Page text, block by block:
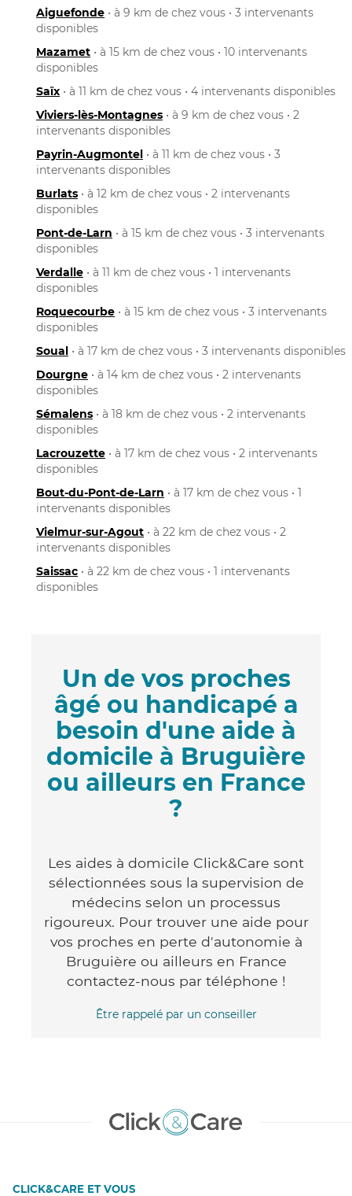
Aiguefonde • à 9 km de chez vous • 3 intervenants
disponibles
Mazamet • à 15 km de chez vous • 10 intervenants
disponibles
Saïx • à 11 km de chez vous • 4 intervenants disponibles
Viviers-lès-Montagnes • à 9 km de chez vous • 2
intervenants disponibles
Payrin-Augmontel • à 11 km de chez vous • 3
intervenants disponibles
Burlats • à 12 km de chez vous • 2 intervenants
disponibles
Pont-de-Larn • à 15 km de chez vous • 3 intervenants
disponibles
Verdalle • à 11 km de chez vous • 1 intervenants
disponibles
Roquecourbe • à 15 km de chez vous • 3 intervenants
disponibles
Soual • à 17 km de chez vous • 3 intervenants disponibles
Dourgne • à 14 km de chez vous • 2 intervenants
disponibles
Sémalens • à 18 km de chez vous • 2 intervenants
disponibles
Lacrouzette • à 17 km de chez vous • 2 intervenants
disponibles
Bout-du-Pont-de-Larn • à 17 km de chez vous • 1
intervenants disponibles
Vielmur-sur-Agout • à 22 km de chez vous • 2
intervenants disponibles
Saissac • à 22 km de chez vous • 1 intervenants
disponibles
Un de vos proches
âgé ou handicapé a
besoin d'une aide à
domicile à Bruguière
ou ailleurs en France
?
Les aides à domicile Click&Care sont
sélectionnées sous la supervision de
médecins selon un processus
rigoureux. Pour trouver une aide pour
vos proches en perte d'autonomie à
Bruguière ou ailleurs en France
contactez-nous par téléphone !
Être rappelé par un conseiller
CLICK&CARE ET VOUS